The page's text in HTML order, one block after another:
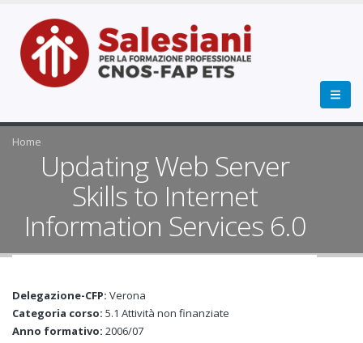
Home
Updating Web Server
Skills to Internet
Information Services 6.0
Delegazione-CFP: Verona
Categoria corso: 5.1 Attività non finanziate
Anno formativo: 2006/07